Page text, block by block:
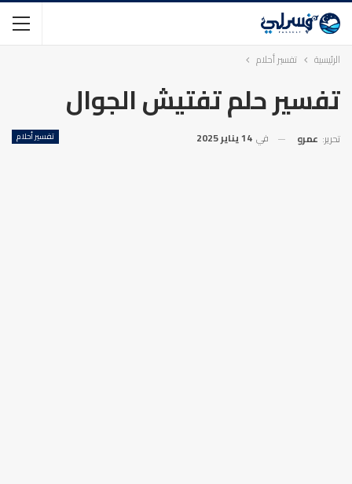
الرئيسية تفسير أحلام
تفسير حلم تفتيش الجوال
تفسير أحلام تحرير: عمرو في 14 يناير 2025